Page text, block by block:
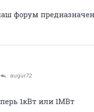
форум
augur72
1кВт или 1МВт